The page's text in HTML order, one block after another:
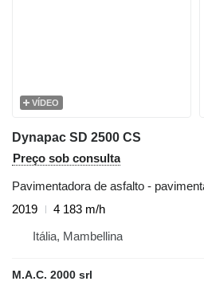
VÍDEO
Dynapac SD 2500 CS
Preço sob consulta
Pavimentadora de asfalto -
2019
4 183 m/h
Itália, Mambellina
M.A.C. 2000 srl